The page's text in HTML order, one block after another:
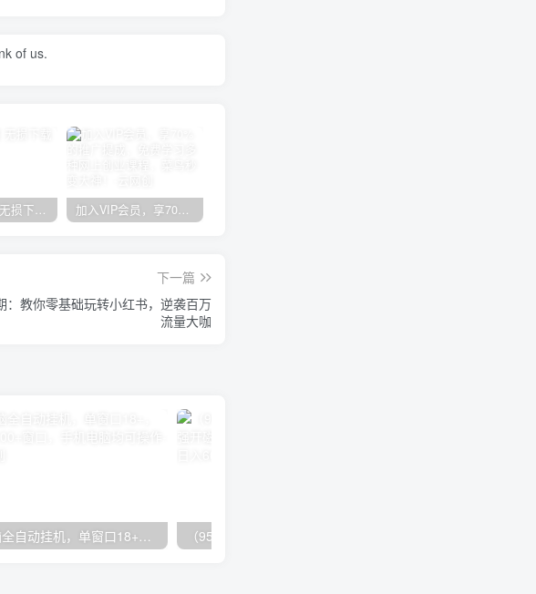
of us.
全网VIP课程 无损下载~ 加入VIP会员，享70%的推广提成，免费学习多种网上创业课程，菜鸟秒变大神！
下一篇
：教你零基础玩转小红书，逆袭百万
流量大咖